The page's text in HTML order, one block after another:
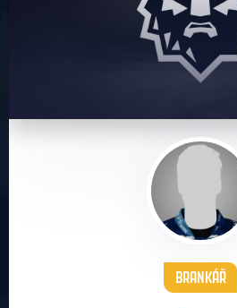
BRANKÁŘ